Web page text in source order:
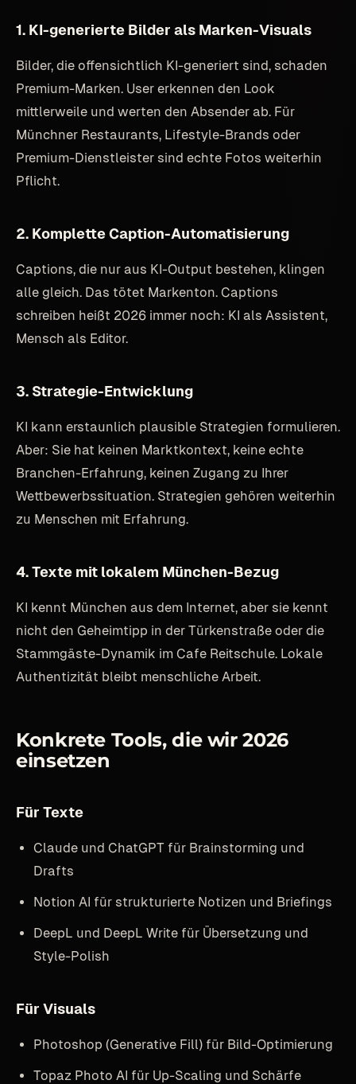
1. KI-generierte Bilder als Marken-Visuals
Bilder, die offensichtlich KI-generiert sind, schaden
Premium-Marken. User erkennen den Look
mittlerweile und werten den Absender ab. Für
Münchner Restaurants, Lifestyle-Brands oder
Premium-Dienstleister sind echte Fotos weiterhin
Pflicht.
2. Komplette Caption-Automatisierung
Captions, die nur aus KI-Output bestehen, klingen
alle gleich. Das tötet Markenton. Captions
schreiben heißt 2026 immer noch: KI als Assistent,
Mensch als Editor.
3. Strategie-Entwicklung
KI kann erstaunlich plausible Strategien formulieren.
Aber: Sie hat keinen Marktkontext, keine echte
Branchen-Erfahrung, keinen Zugang zu Ihrer
Wettbewerbssituation. Strategien gehören weiterhin
zu Menschen mit Erfahrung.
4. Texte mit lokalem München-Bezug
KI kennt München aus dem Internet, aber sie kennt
nicht den Geheimtipp in der Türkenstraße oder die
Stammgäste-Dynamik im Cafe Reitschule. Lokale
Authentizität bleibt menschliche Arbeit.
Konkrete Tools, die wir 2026
einsetzen
Für Texte
Claude und ChatGPT für Brainstorming und
Drafts
Notion AI für strukturierte Notizen und Briefings
DeepL und DeepL Write für Übersetzung und
Style-Polish
Für Visuals
Photoshop (Generative Fill) für Bild-Optimierung
Topaz Photo AI für Up-Scaling und Schärfe